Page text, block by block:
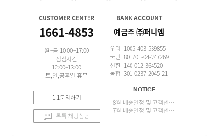
CUSTOMER CENTER
1661-4853
월~금 10:00~17:00
점심시간
12:00~13:00
토,일,공휴일 휴무
1:1문의하기
톡톡 채팅상담
BANK ACCOUNT
예금주 ㈜퍼니엠
우리 1005-403-539855
국민 801701-04-247269
신한 140-012-364520
농협 301-0237-2045-21
NOTICE
8월 배송일정 및 고객센터 업무 안내
7월 배송일정 및 고객센터 업무 안내